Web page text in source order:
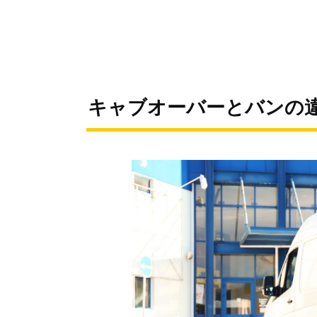
キャブオーバーとバンの